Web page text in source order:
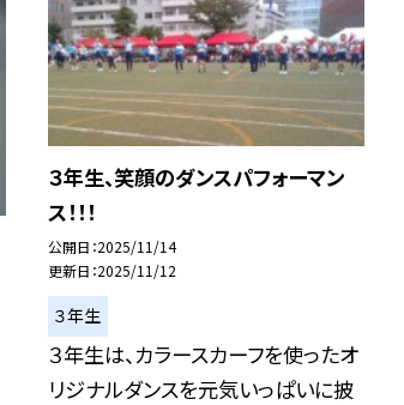
３年生、笑顔のダンスパフォーマン
ス！！！
公開日 2025/11/14
更新日 2025/11/12
３年生
３年生は、カラースカーフを使ったオ
リジナルダンスを元気いっぱいに披